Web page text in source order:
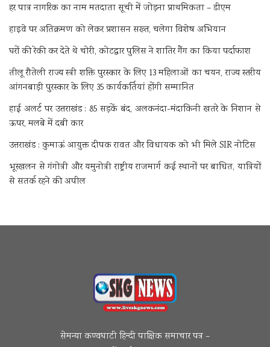
हर पात्र नागरिक का नाम मतदाता सूची में जोड़ना प्राथमिकता – डीएम
हाइवे पर अतिक्रमण को लेकर प्रशासन सख्त, चलेगा विशेष अभियान
घरों की रेकी कर देते थे चोरी, कोटद्वार पुलिस ने शातिर गैंग का किया पर्दाफाश
तीलू रौतेली राज्य स्त्री शक्ति पुरस्कार के लिए 13 महिलाओं का चयन, राज्य स्तरीय
आंगनबाड़ी पुरस्कार के लिए 35 कार्यकर्तियां होंगी सम्मानित
हाई अलर्ट पर उत्तराखंड : 85 सड़कें बंद, अलकनंदा-मंदाकिनी खतरे के निशान से
ऊपर, मलबे में दबी कार
उत्तराखंड : कुमाऊं आयुक्त दीपक रावत और विधायक को भी मिले SIR नोटिस
भूस्खलन से गंगोत्री और यमुनोत्री राष्ट्रीय राजमार्ग कई स्थानों पर बाधित, यात्रियों
से सतर्क रहने की अपील
सेमन्या कण्वघाटी हिन्दी पाक्षिक समाचार पत्र –